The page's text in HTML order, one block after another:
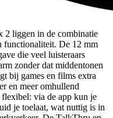
2 liggen in de combinatie
functionaliteit. De 12 mm
die veel luisteraars
zonder dat middentonen
bij games en films extra
en meer omhullend
via de app kun je
je toelaat, wat nuttig is in